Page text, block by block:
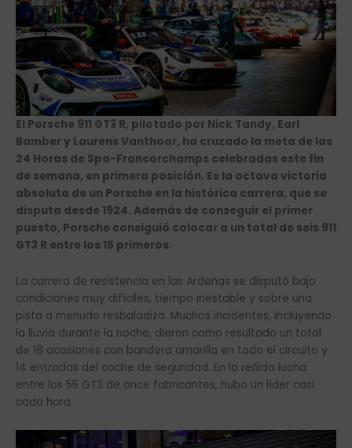
El Porsche 911 GT3 R, pilotado por Nick Tandy, Earl
Bamber y Laurens Vanthoor, ha cruzado la meta de las
24 Horas de Spa-Francorchamps celebradas este fin
de semana, en primera posición. Es la octava victoria
absoluta de un Porsche en la histórica carrera, que se
disputa desde 1924. Además de conseguir el primer
puesto, Porsche consiguió colocar a un total de seis 911
GT3 R entre los 15 primeros.
La carrera de resistencia en las Ardenas se disputó bajo
condiciones muy difíciles, tiempo inestable y sobre una
pista a menudo resbaladiza. Muchos incidentes, incluyendo
la lluvia durante la noche, dieron como resultado un total
de 18 ocasiones con bandera amarilla en todo el circuito y
14 entradas del coche de seguridad. En la reñida lucha
entre los 55 GT3 de once fabricantes, hubo un líder casi
cada hora.